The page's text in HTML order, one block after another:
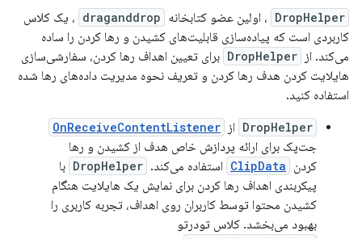
DropHelper ، اولین عضو کتابخانه draganddrop ، یک کلاس
کاربردی است که پیاده‌سازی قابلیت‌های کشیدن و رها کردن را ساده
می‌کند. از DropHelper برای تعیین اهداف رها کردن، سفارشی‌سازی
هایلایت کردن هدف رها کردن و تعریف نحوه مدیریت داده‌های رها شده
استفاده کنید.
DropHelper از OnReceiveContentListener
جت‌پک برای ارائه پردازش خاص هدف از کشیدن و رها
کردن ClipData استفاده می‌کند. DropHelper با
پیکربندی اهداف رها کردن برای نمایش یک هایلایت هنگام
کشیدن محتوا توسط کاربران روی اهداف، تجربه کاربری را
بهبود می‌بخشد. کلاس تودرتو